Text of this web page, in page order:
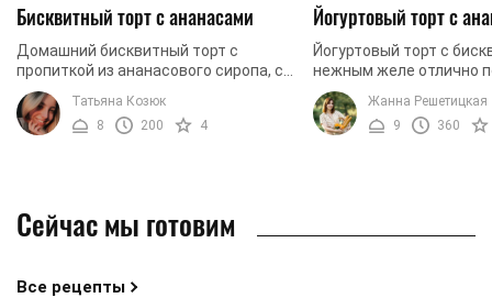
Бисквитный торт с ананасами
Домашний бисквитный торт с
пропиткой из ананасового сиропа, с
нежным сливочным кремом и
кусочками консервированных
ананасов – это в меру сладкий и ...
Татьяна Козюк
8
200 4
Йогуртовый торт с
Йогуртовый торт с
нежным желе отлично
качестве легкой
как для него не нужно
масляный крем или ...
Жанна Решетицкая
9
360
Сейчас мы готовим
Все рецепты